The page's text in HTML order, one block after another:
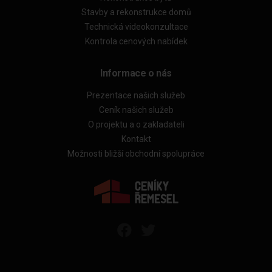
Stavby a rekonstrukce domů
Technická videokonzultace
Kontrola cenových nabídek
Informace o nás
Prezentace našich služeb
Ceník našich služeb
O projektu a o zakladateli
Kontakt
Možnosti bližší obchodní spolupráce